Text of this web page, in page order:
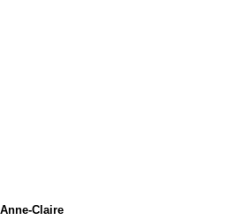
Anne-Claire